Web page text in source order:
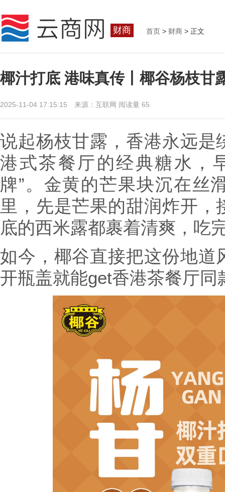
财商 首页 > 财商 > 正文
椰汁打底 港味真传丨椰谷杨枝甘
2025-11-04 17:15:15 来源：互联网 阅读量 65
说起杨枝甘露，香港永远是
港式茶餐厅的经典糖水，
牌”。金黄的芒果块沉在丝
里，先是芒果的甜润炸开
底的西米露都裹着清爽，吃
如今，椰谷直接把这份地
开瓶盖就能get香港茶餐厅